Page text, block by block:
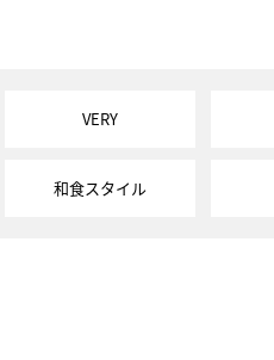
VERY
和食スタイル